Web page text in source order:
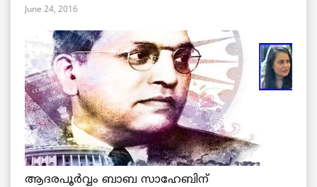
June 24, 2016
ആദരപൂര്‍വ്വം ബാബ സാഹേബിന്